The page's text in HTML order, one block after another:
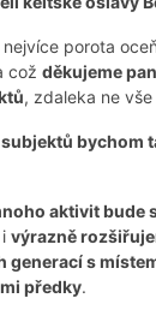
porota
což děkujeme
, zdaleka ne
bychom
aktivit bude
výrazně
generací s
předky.